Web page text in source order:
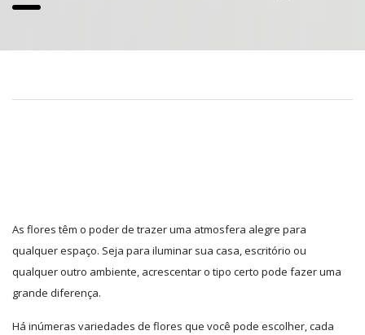
As flores têm o poder de trazer uma atmosfera alegre para
qualquer espaço. Seja para iluminar sua casa, escritório ou
qualquer outro ambiente, acrescentar o tipo certo pode fazer uma
grande diferença.
Há inúmeras variedades de flores que você pode escolher, cada